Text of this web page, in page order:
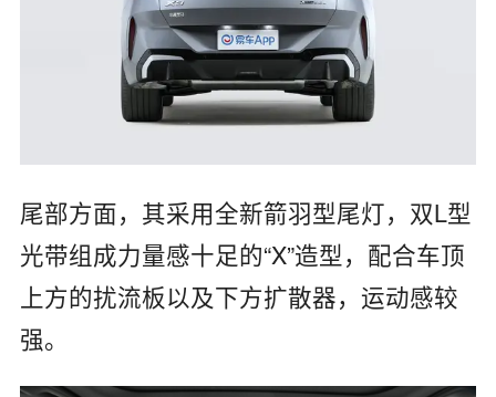
尾部方面，其采用全新箭羽型尾灯，双L型
光带组成力量感十足的“X”造型，配合车顶
上方的扰流板以及下方扩散器，运动感较
强。